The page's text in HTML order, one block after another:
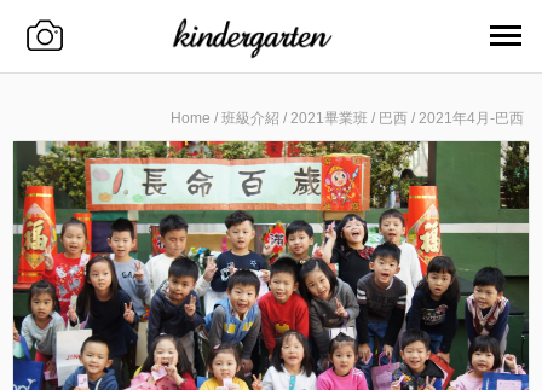
Home / 班級介紹 / 2021畢業班 / 巴西 / 2021年4月-巴西